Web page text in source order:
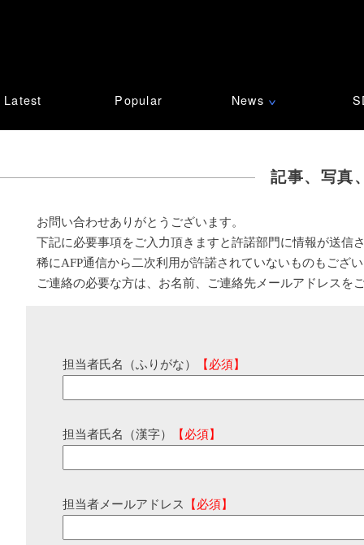
Latest Popular News ∨
記事、写真
お問い合わせありがとうございます。
下記に必要事項をご入力頂きますと許諾部門に情報が送信
稀にAFP通信から二次利用が許諾されていないものもござ
ご連絡の必要な方は、お名前、ご連絡先メールアドレスを
担当者氏名（ふりがな） 【必須】
担当者氏名（漢字） 【必須】
担当者メールアドレス 【必須】